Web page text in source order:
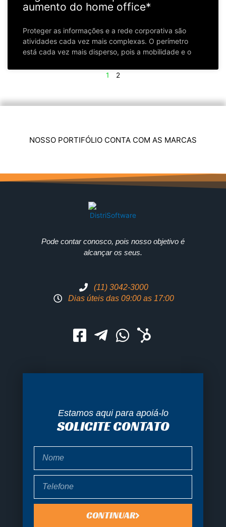
aumento do home office*
Proteger as informações e a rede corporativa são
atividades cada vez mais complexas. O perímetro
está cada vez mais disperso, pois a mobilidade e o
1 2
NOSSO PORTIFÓLIO CONTA COM AS MARCAS
Pode contar conosco, pois nosso objetivo é
alcançar os seus.
(11) 3042-3000
Dias úteis das 09:00 as 17:00
Estamos aqui para apoiá-lo
SOLICITE CONTATO
CONTINUAR